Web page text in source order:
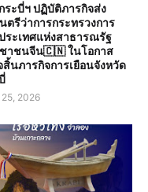
ระบี่ฯ ปฏิบัติภารกิจส่ง
ตรีว่าการกระทรวงการ
ระเทศแห่งสาธารณรัฐ
าชนจีน🇨🇳 ในโอกาส
สิ้นภารกิจการเยือนจังหวัด
25, 2026